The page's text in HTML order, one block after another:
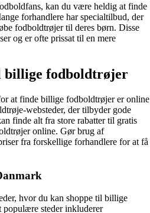
kan du være heldig at finde
forhandlere har specialtilbud, der
fodboldtrøjer til deres børn. Disse
og er ofte prissat til en mere
billige fodboldtrøjer
at finde billige fodboldtrøjer er online
websteder, der tilbyder gode
finde alt fra store rabatter til gratis
online. Gør brug af
fra forskellige forhandlere for at få
hvor du kan shoppe til billige
populære steder inkluderer